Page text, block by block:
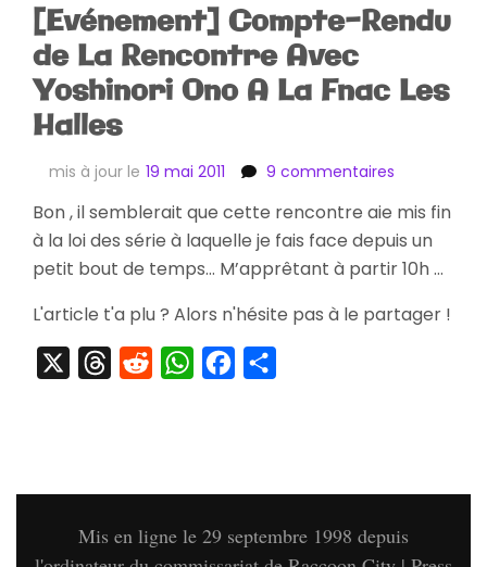
[Evénement] Compte-Rendu
de La Rencontre Avec
Yoshinori Ono A La Fnac Les
Halles
mis à jour le 19 mai 2011 9 commentaires
Compte-
Rendu
de
Rencontre
Avec
Halles
Bon , il semblerait que cette rencontre aie mis fin
à la loi des série à laquelle je fais face depuis un
petit bout de temps… M’apprêtant à partir 10h …
L'article t'a plu ? Alors n'hésite pas à le partager !
ThreadsRedditWhatsAppFacebook
Mis en ligne le 29 septembre 1998 depuis